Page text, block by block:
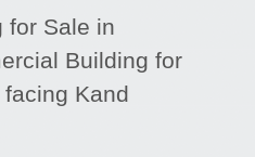
for Sale in
Building for
Kand